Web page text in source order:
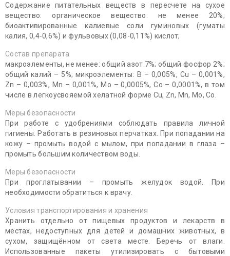
Содержание питательных веществ в пересчете на сухое
вещество: органическое вещество: не менее 20%;
биоактивированные калиевые соли гуминовых (гуматы
калия, 0,4-0,6%) и фульвовых (0,08-0,11%) кислот;
Состав препарата
макроэлементы, не менее: общий азот 7%; общий фосфор 2%;
общий калий – 5%; микроэлементы: B – 0,005%, Cu – 0,001%,
Zn – 0,003%, Mn – 0,001%, Mo – 0,0005%, Co – 0,0001%, в том
числе в легкоусвояемой хелатной форме Cu, Zn, Mn, Mo, Co.
Меры безопасности
При работе с удобрениями соблюдать правила личной
гигиены. Работать в резиновых перчатках. При попадании на
кожу – промыть водой с мылом, при попадании в глаза –
промыть большим количеством воды.
Меры безопасности
При проглатывании – промыть желудок водой. При
необходимости обратиться к врачу.
Условия транспортирования и хранения
Хранить отдельно от пищевых продуктов и лекарств в
местах, недоступных для детей и домашних животных, в
сухом, защищённом от света месте. Беречь от влаги.
Использованные пакеты утилизировать с бытовыми